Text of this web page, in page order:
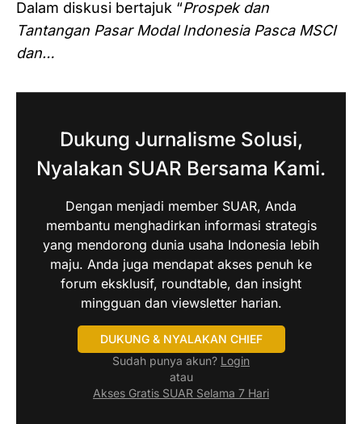
Dalam diskusi bertajuk “Prospek dan
Tantangan Pasar Modal Indonesia Pasca MSCI
dan…
Dukung Jurnalisme Solusi,
Nyalakan SUAR Bersama Kami.
Dengan menjadi member SUAR, Anda
membantu menghadirkan informasi strategis
yang mendorong dunia usaha Indonesia lebih
maju. Anda juga mendapat akses penuh ke
forum eksklusif, roundtable, dan insight
mingguan dan viewsletter harian.
DUKUNG & NYALAKAN CHIEF
Sudah punya akun? Login
atau
Akses Gratis SUAR Selama 7 Hari